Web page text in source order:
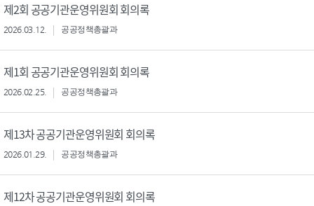
제2회 공공기관운영위원회 회의록
2026.03.12. 공공정책총괄과
제1회 공공기관운영위원회 회의록
2026.02.25. 공공정책총괄과
제13차 공공기관운영위원회 회의록
2026.01.29. 공공정책총괄과
제12차 공공기관운영위원회 회의록